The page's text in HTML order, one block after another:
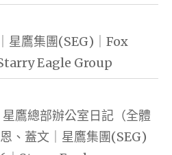
星鷹集團(SEG)｜Fox
Eagle Group
鷹總部辦公室日記（全體
、蓋文｜星鷹集團(SEG)